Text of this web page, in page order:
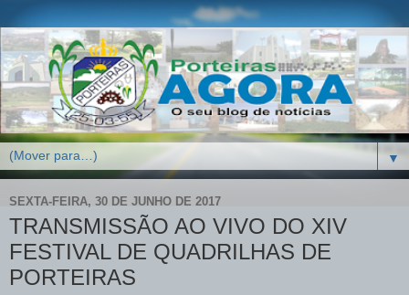
▼
SEXTA-FEIRA, 30 DE JUNHO DE 2017
TRANSMISSÃO AO VIVO DO XIV
FESTIVAL DE QUADRILHAS DE
PORTEIRAS